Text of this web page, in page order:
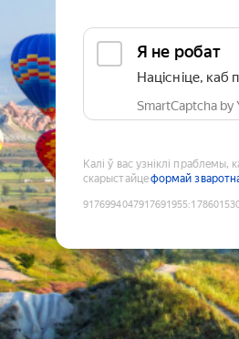
Я не робат
Націсніце, каб
SmartCaptcha by
Калі ў вас узніклі праблемы,
скарыстайцеформай
9176994047917691955: